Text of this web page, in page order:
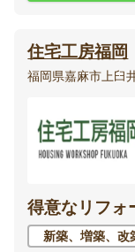
住宅工房福岡
福岡県嘉麻市上臼
得意なリフォ
新築、増築、改